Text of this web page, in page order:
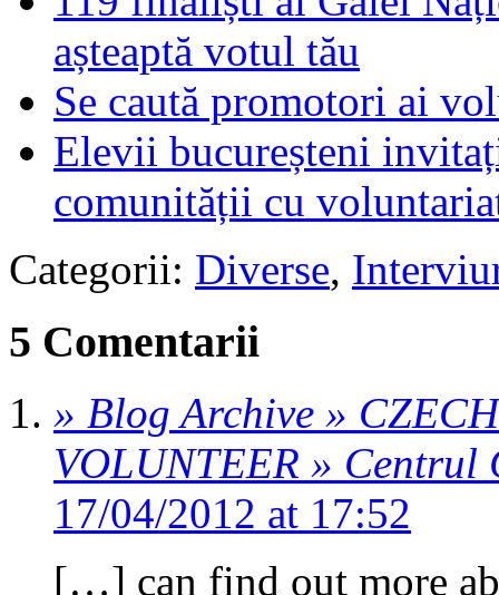
așteaptă votul tău
Se caută promotori ai
Elevii bucureșteni
comunității cu
Categorii: Diverse,
5 Comentarii
» Blog Archive »
VOLUNTEER » Centrul
17/04/2012 at 17:52
[…] can find out more